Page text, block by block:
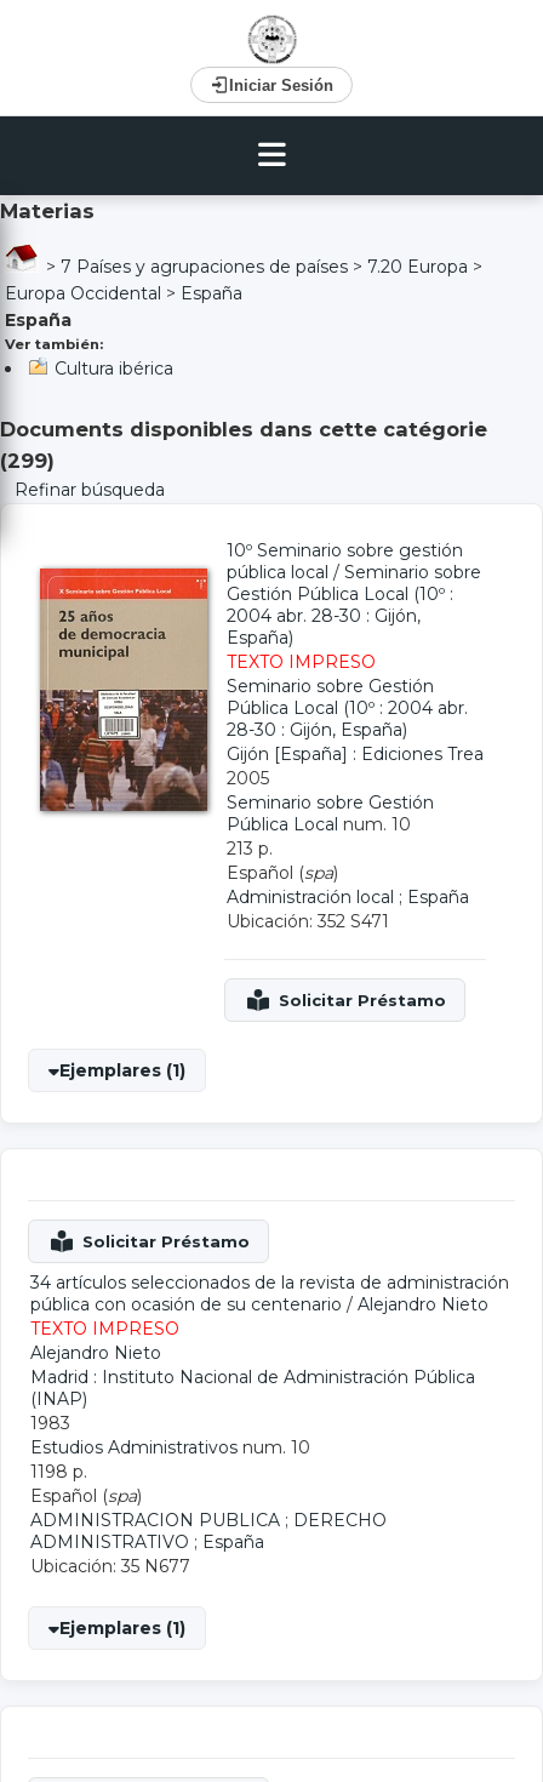
Iniciar Sesión
Materias
> 7 Países y agrupaciones de países > 7.20 Europa >
Europa Occidental > España
España
Ver también:
Cultura ibérica
Documents disponibles dans cette catégorie
(299)
Refinar búsqueda
10º Seminario sobre gestión
pública local / Seminario sobre
Gestión Pública Local (10º :
2004 abr. 28-30 : Gijón,
España)
TEXTO IMPRESO
Seminario sobre Gestión
Pública Local (10º : 2004 abr.
28-30 : Gijón, España)
Gijón [España] : Ediciones Trea
2005
Seminario sobre Gestión
Pública Local num. 10
213 p.
Español (spa)
Administración local ; España
Ubicación: 352 S471
Ejemplares (1)
34 artículos seleccionados de la revista de administración
pública con ocasión de su centenario / Alejandro Nieto
TEXTO IMPRESO
Alejandro Nieto
Madrid : Instituto Nacional de Administración Pública
(INAP)
1983
Estudios Administrativos num. 10
1198 p.
Español (spa)
ADMINISTRACION PUBLICA ; DERECHO
ADMINISTRATIVO ; España
Ubicación: 35 N677
Ejemplares (1)